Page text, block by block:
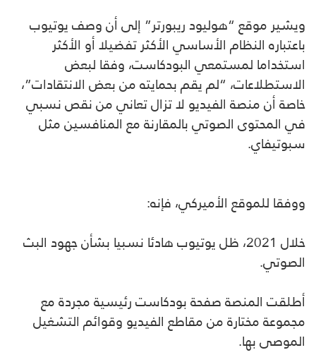
ويشير موقع “هوليود ريبورتر” إلى أن وصف يوتيوب
باعتباره النظام الأساسي الأكثر تفضيلا أو الأكثر
استخداما لمستمعي البودكاست، وفقا لبعض
الاستطلاعات، “لم يقم بحمايته من بعض الانتقادات”،
خاصة أن منصة الفيديو لا تزال تعاني من نقص نسبي
في المحتوى الصوتي بالمقارنة مع المنافسين مثل
سبوتيفاي.
ووفقا للموقع الأميركي، فإنه:
خلال 2021، ظل يوتيوب هادئا نسبيا بشأن جهود البث
الصوتي.
أطلقت المنصة صفحة بودكاست رئيسية مجردة مع
مجموعة مختارة من مقاطع الفيديو وقوائم التشغيل
الموصى بها.